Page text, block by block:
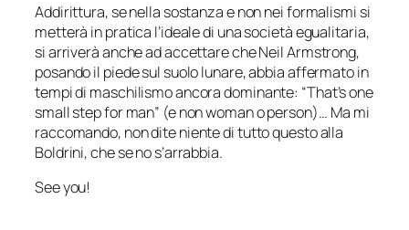
Addirittura, se nella sostanza e non nei formalismi si
metterà in pratica l’ideale di una società egualitaria,
si arriverà anche ad accettare che Neil Armstrong,
posando il piede sul suolo lunare, abbia affermato in
tempi di maschilismo ancora dominante: “That’s one
small step for man” (e non woman o person)… Ma mi
raccomando, non dite niente di tutto questo alla
Boldrini, che se no s’arrabbia.
See you!